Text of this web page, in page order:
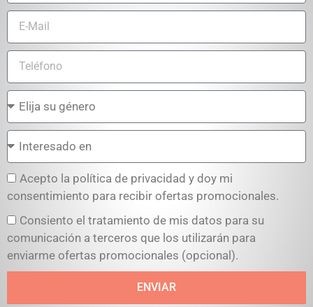
Acepto la política de privacidad y doy mi
consentimiento para recibir ofertas promocionales.
Consiento el tratamiento de mis datos para su
comunicación a terceros que los utilizarán para
enviarme ofertas promocionales (opcional).
ENVIAR